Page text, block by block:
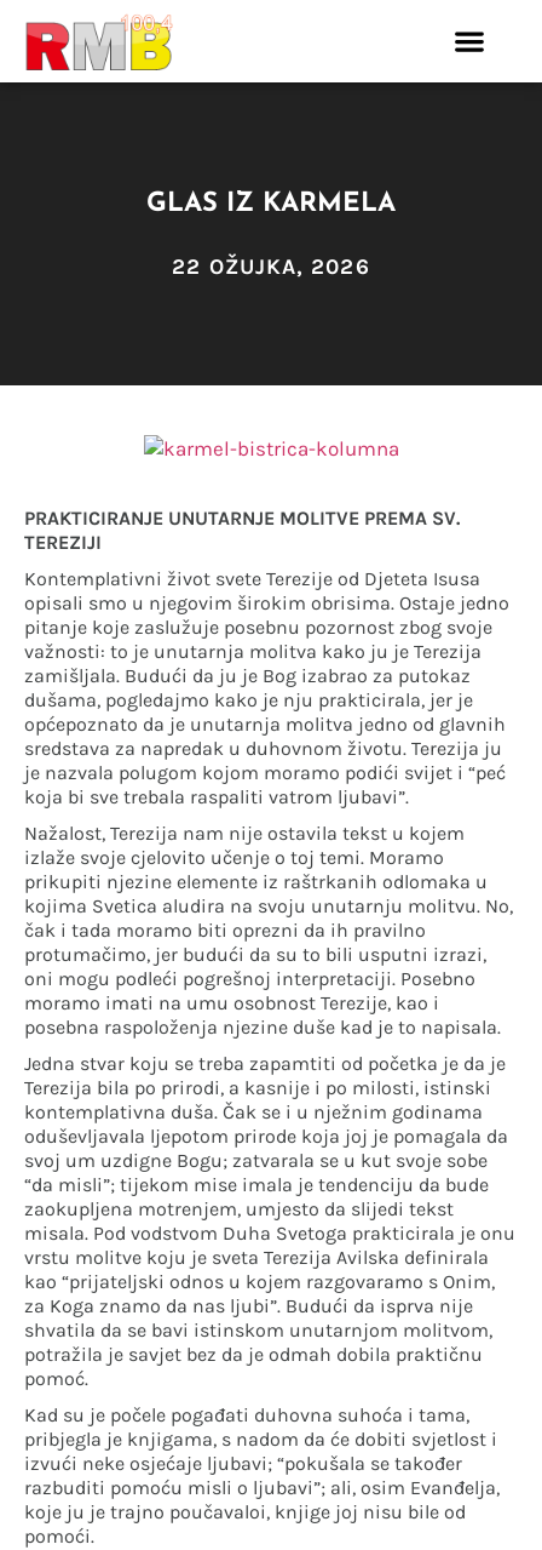
GLAS IZ KARMELA
22 OŽUJKA, 2026
PRAKTICIRANJE UNUTARNJE MOLITVE PREMA SV.
TEREZIJI
Kontemplativni život svete Terezije od Djeteta Isusa
opisali smo u njegovim širokim obrisima. Ostaje jedno
pitanje koje zaslužuje posebnu pozornost zbog svoje
važnosti: to je unutarnja molitva kako ju je Terezija
zamišljala. Budući da ju je Bog izabrao za putokaz
dušama, pogledajmo kako je nju prakticirala, jer je
općepoznato da je unutarnja molitva jedno od glavnih
sredstava za napredak u duhovnom životu. Terezija ju
je nazvala polugom kojom moramo podići svijet i “peć
koja bi sve trebala raspaliti vatrom ljubavi”.
Nažalost, Terezija nam nije ostavila tekst u kojem
izlaže svoje cjelovito učenje o toj temi. Moramo
prikupiti njezine elemente iz raštrkanih odlomaka u
kojima Svetica aludira na svoju unutarnju molitvu. No,
čak i tada moramo biti oprezni da ih pravilno
protumačimo, jer budući da su to bili usputni izrazi,
oni mogu podleći pogrešnoj interpretaciji. Posebno
moramo imati na umu osobnost Terezije, kao i
posebna raspoloženja njezine duše kad je to napisala.
Jedna stvar koju se treba zapamtiti od početka je da je
Terezija bila po prirodi, a kasnije i po milosti, istinski
kontemplativna duša. Čak se i u nježnim godinama
oduševljavala ljepotom prirode koja joj je pomagala da
svoj um uzdigne Bogu; zatvarala se u kut svoje sobe
“da misli”; tijekom mise imala je tendenciju da bude
zaokupljena motrenjem, umjesto da slijedi tekst
misala. Pod vodstvom Duha Svetoga prakticirala je onu
vrstu molitve koju je sveta Terezija Avilska definirala
kao “prijateljski odnos u kojem razgovaramo s Onim,
za Koga znamo da nas ljubi”. Budući da isprva nije
shvatila da se bavi istinskom unutarnjom molitvom,
potražila je savjet bez da je odmah dobila praktičnu
pomoć.
Kad su je počele pogađati duhovna suhoća i tama,
pribjegla je knjigama, s nadom da će dobiti svjetlost i
izvući neke osjećaje ljubavi; “pokušala se također
razbuditi pomoću misli o ljubavi”; ali, osim Evanđelja,
koje ju je trajno poučavaloi, knjige joj nisu bile od
pomoći.